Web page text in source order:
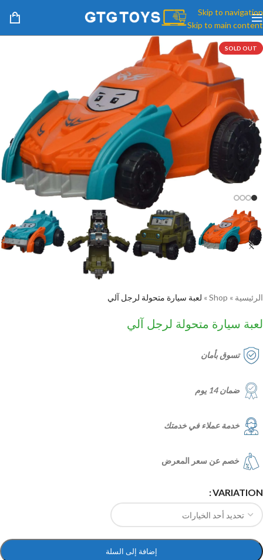
Skip to navigation
Skip to main content
SOLD OUT
الرئيسية »
Shop
» لعبة سيارة متحولة لرجل آلي
لعبة سيارة متحولة لرجل آلي
تسوق بأمان
ضمان 14 يوم
خدمة عملاء في خدمتك
خصم عن سعر المعرض
VARIATION
إضافة إلى السلة